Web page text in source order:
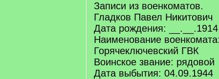
Записи из военкоматов.
Гладков Павел Никитович
Дата рождения: __.__.1914
Наименование
Горячеключевский ГВК
Воинское звание: рядовой
Дата выбытия: 04.09.1944